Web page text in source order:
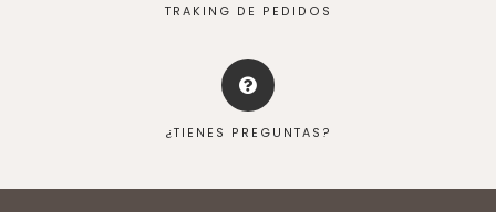
TRAKING DE PEDIDOS
¿TIENES PREGUNTAS?